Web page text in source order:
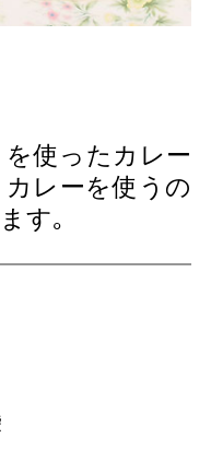
使ったカレー
レーを使うの
す｡